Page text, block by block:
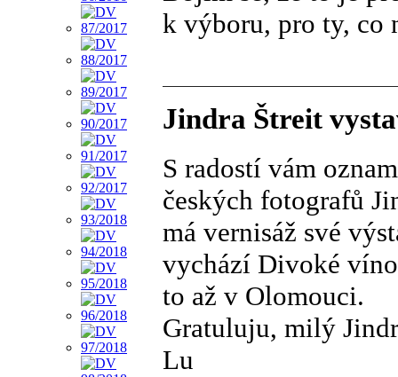
k výboru, pro ty, co
Jindra Štreit
S radostí vám
českých fotografů
má vernisáž své
vychází Divoké
to až v Olomouci.
Gratuluju, milý
Lu